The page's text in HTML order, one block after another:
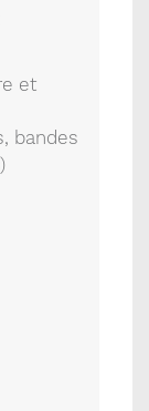
et
bandes